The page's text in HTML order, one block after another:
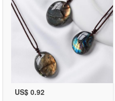
US$ 0.92